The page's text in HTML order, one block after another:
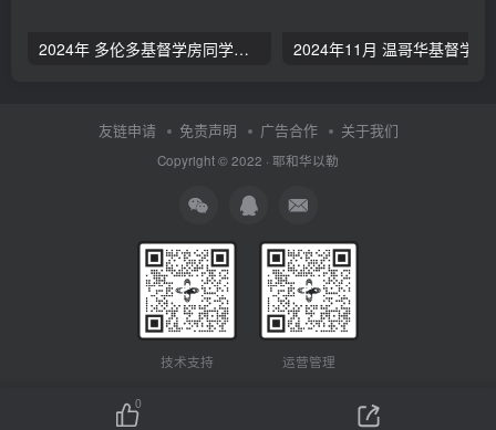
2024年 多伦多基督学房同学聚会：有福的教会（帖后1：1-5） 刘志雄
友链申请 免责声明 广告合作 关于我们
Copyright © 2022 · 耶和华以勒
技术支持 运营管理
0